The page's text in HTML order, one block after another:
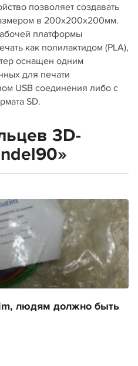
позволяет создавать
в 200х200х200мм.
платформы
как полилактидом (PLA),
оснащен одним
для печати
USB соединения либо с
SD.
3D-
людям должно быть